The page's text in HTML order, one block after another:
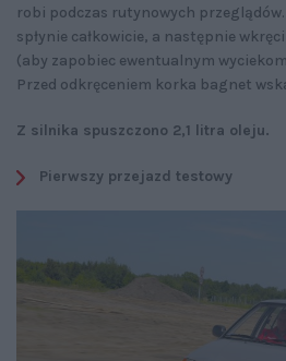
robi podczas rutynowych
spłynie całkowicie, a następnie
(aby zapobiec ewentualnym
Przed odkręceniem korka bagnet
Z silnika spuszczono 2,1 litra oleju.
Pierwszy przejazd testowy